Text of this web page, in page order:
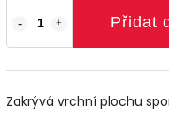
Přidat
Zakrývá vrchní plochu